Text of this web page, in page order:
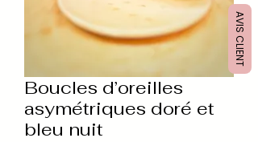
Boucles d’oreilles
asymétriques doré et
bleu nuit
AVIS CLIENT